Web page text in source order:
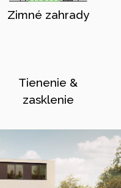
Zimné zahrady
Tienenie &
zasklenie